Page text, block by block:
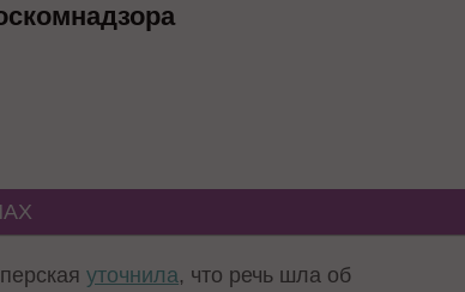
уточнила, что речь шла об